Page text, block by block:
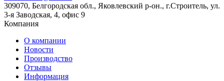
309070, Белгородская обл., Яковлевский р-он., г.Строитель, ул.
3-я Заводская, 4, офис 9
Компания
О компании
Новости
Производство
Отзывы
Информация